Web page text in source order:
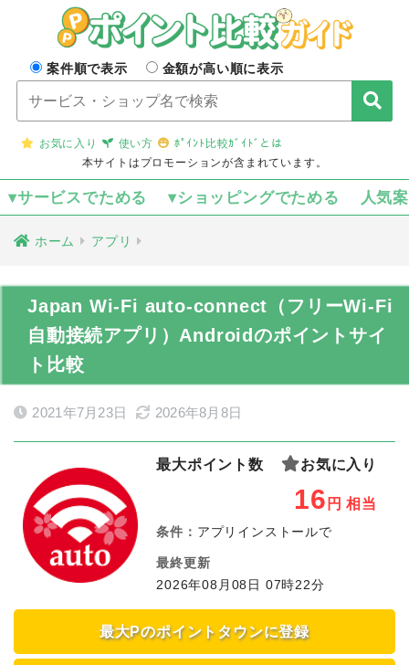
案件順で表示 金額が高い順に表示
お気に入り 使い方
ﾎﾟｲﾝﾄ比較ｶﾞｲﾄﾞとは
本サイトはプロモーションが含まれています。
▾サービスでためる ▾ショッピングでためる 人気
ホーム アプリ
Japan Wi-Fi auto-connect（フリーWi-Fi
自動接続アプリ）Androidのポイントサイ
ト比較
2021年7月23日 2026年8月8日
最大ポイント数 お気に入り
16 円 相当
条件： アプリインストールで
最終更新
2026年08月08日 07時22分
最大Pのポイントタウンに登録